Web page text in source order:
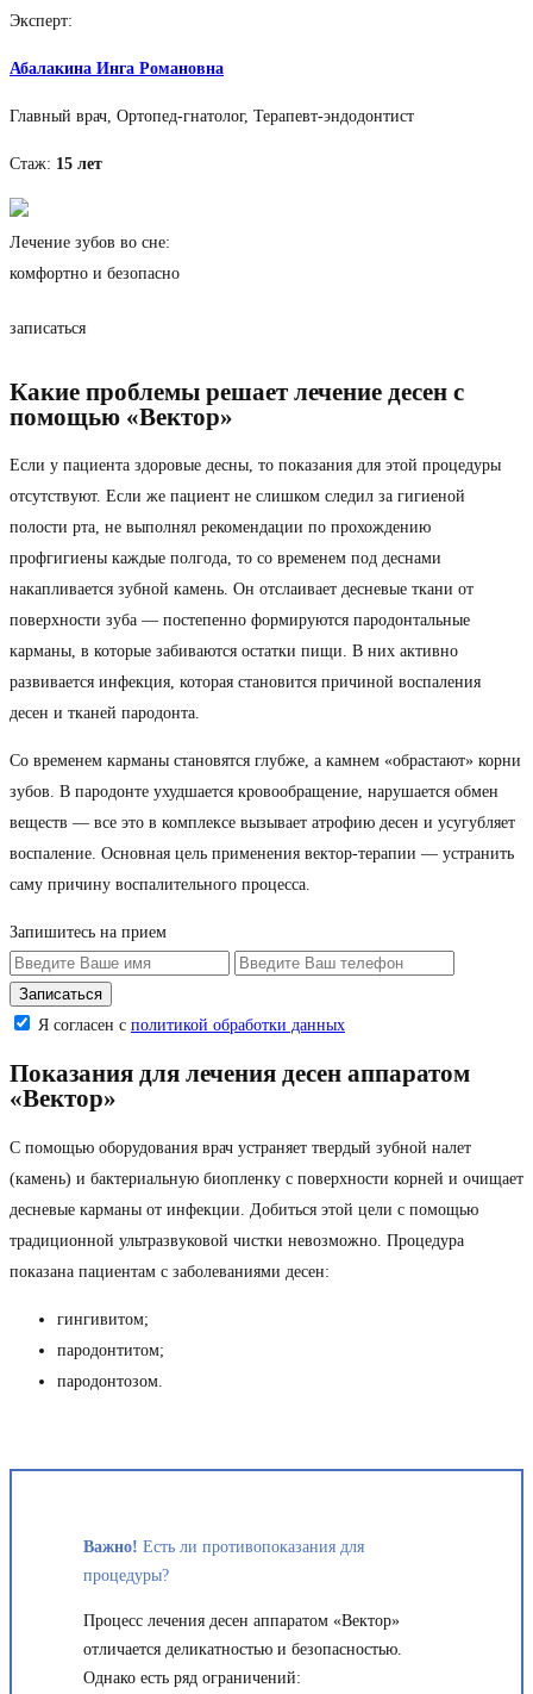
Эксперт:
Абалакина Инга Романовна
Главный врач, Ортопед-гнатолог, Терапевт-эндодонтист
Стаж: 15 лет
Лечение зубов во сне:
комфортно и безопасно
записаться
Какие проблемы решает лечение десен с
помощью «Вектор»
Если у пациента здоровые десны, то показания для этой процедуры
отсутствуют. Если же пациент не слишком следил за гигиеной
полости рта, не выполнял рекомендации по прохождению
профгигиены каждые полгода, то со временем под деснами
накапливается зубной камень. Он отслаивает десневые ткани от
поверхности зуба — постепенно формируются пародонтальные
карманы, в которые забиваются остатки пищи. В них активно
развивается инфекция, которая становится причиной воспаления
десен и тканей пародонта.
Со временем карманы становятся глубже, а камнем «обрастают» корни
зубов. В пародонте ухудшается кровообращение, нарушается обмен
веществ — все это в комплексе вызывает атрофию десен и усугубляет
воспаление. Основная цель применения вектор-терапии — устранить
саму причину воспалительного процесса.
Запишитесь на прием
Я согласен с политикой обработки данных
Показания для лечения десен аппаратом
«Вектор»
С помощью оборудования врач устраняет твердый зубной налет
(камень) и бактериальную биопленку с поверхности корней и очищает
десневые карманы от инфекции. Добиться этой цели с помощью
традиционной ультразвуковой чистки невозможно. Процедура
показана пациентам с заболеваниями десен:
гингивитом;
пародонтитом;
пародонтозом.
Важно! Есть ли противопоказания для
процедуры?
Процесс лечения десен аппаратом «Вектор»
отличается деликатностью и безопасностью.
Однако есть ряд ограничений: